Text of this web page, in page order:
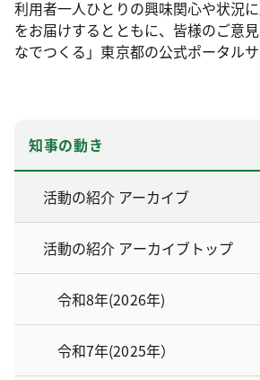
利用者一人ひとりの興味関心や状況
をお届けするとともに、皆様のご意
なでつくる」東京都の公式ポータルサ
知事の動き
活動の紹介 アーカイブ
活動の紹介 アーカイブトップ
令和8年(2026年)
令和7年(2025年）